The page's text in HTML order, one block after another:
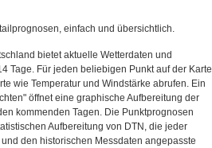
einfach und übersichtlich.
bietet aktuelle Wetterdaten und
Tage. Für jeden beliebigen Punkt auf der Karte
wie Temperatur und Windstärke abrufen. Ein
öffnet eine graphische Aufbereitung der
kommenden Tagen. Die Punktprognosen
Aufbereitung von DTN, die jeder
den historischen Messdaten angepasste